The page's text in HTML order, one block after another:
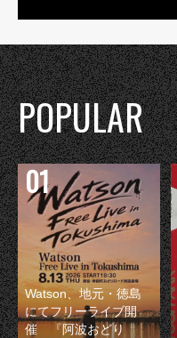
POPULAR
Watson、地元・徳島
にてフリーライブ開
催 『阿波おどり